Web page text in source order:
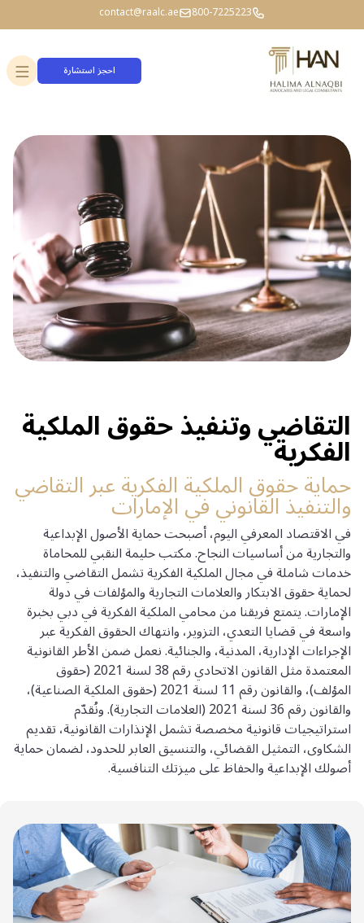
800-7225223
contact@raalc.ae
احجز استشارة
التقاضي وتنفيذ حقوق الملكية
الفكرية
حماية حقوق الملكية الفكرية عبر التقاضي
والتنفيذ القانوني في الإمارات
في الاقتصاد المعرفي اليوم، أصبحت حماية الأصول الإبداعية
والتجارية من أساسيات النجاح. مكتب حليمة النقبي للمحاماة
خدمات شاملة في مجال الملكية الفكرية تشمل التقاضي والتنفيذ،
لحماية حقوق الابتكار والعلامات التجارية والمؤلفات في دولة
الإمارات. يتمتع فريقنا من محامي الملكية الفكرية في دبي بخبرة
واسعة في قضايا التعدي، التزوير، وانتهاك الحقوق الفكرية عبر
الإجراءات الإدارية، المدنية، والجنائية. نعمل ضمن الأطر القانونية
المعتمدة مثل القانون الاتحادي رقم 38 لسنة 2021 (حقوق
المؤلف)، والقانون رقم 11 لسنة 2021 (حقوق الملكية الصناعية)،
والقانون رقم 36 لسنة 2021 (العلامات التجارية). ونُقدّم
استراتيجيات قانونية مخصصة تشمل الإنذارات القانونية، تقديم
الشكاوى، التمثيل القضائي، والتنسيق العابر للحدود، لضمان حماية
أصولك الإبداعية والحفاظ على ميزتك التنافسية.